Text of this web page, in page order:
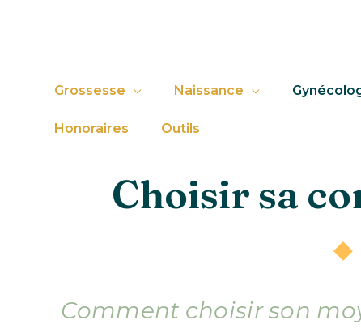
Grossesse Naissance
Honoraires Outils
Choisir sa
Comment choisir son